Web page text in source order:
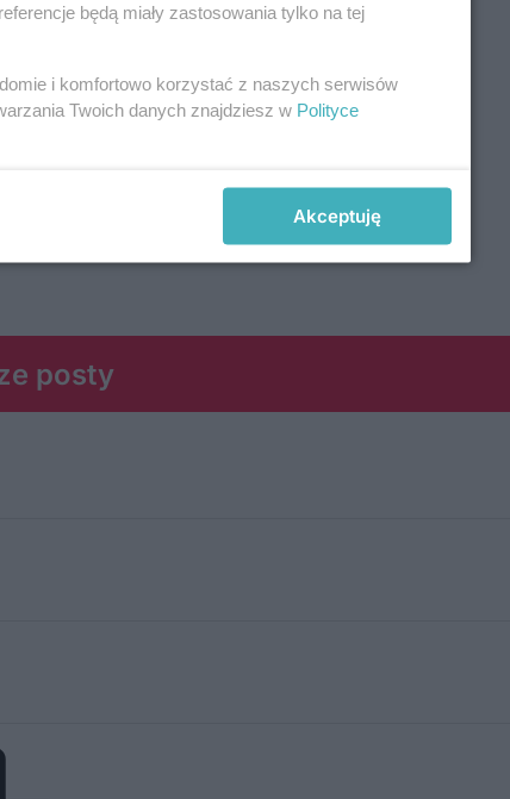
posty
będą miały zastosowania tylko na tej
i komfortowo korzystać z naszych serwisów
Twoich danych znajdziesz w Polityce
Akceptuję